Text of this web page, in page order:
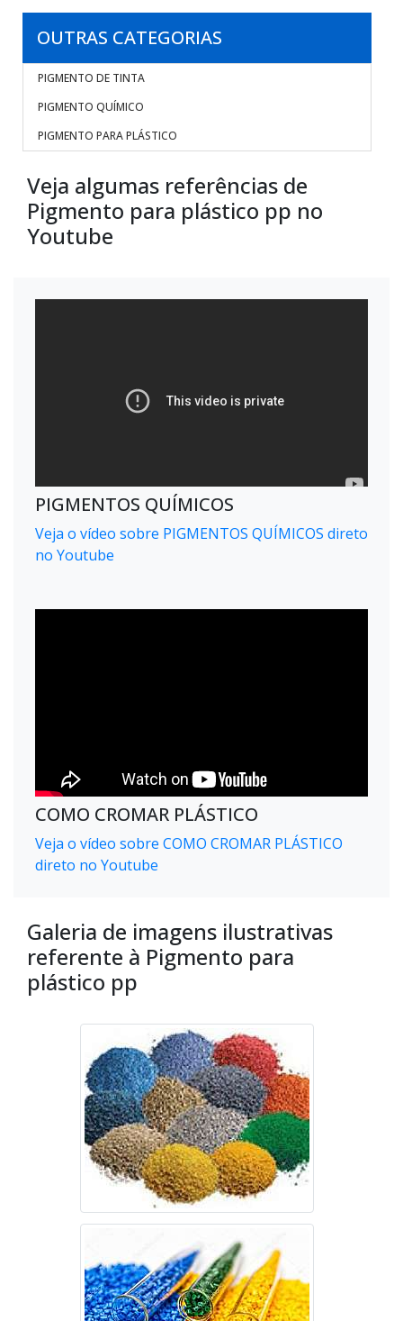
OUTRAS CATEGORIAS
PIGMENTO DE TINTA
PIGMENTO QUÍMICO
PIGMENTO PARA PLÁSTICO
Veja algumas referências de
Pigmento para plástico pp no
Youtube
PIGMENTOS QUÍMICOS
Veja o vídeo sobre PIGMENTOS QUÍMICOS direto
no Youtube
COMO CROMAR PLÁSTICO
Veja o vídeo sobre COMO CROMAR PLÁSTICO
direto no Youtube
Galeria de imagens ilustrativas
referente à Pigmento para
plástico pp